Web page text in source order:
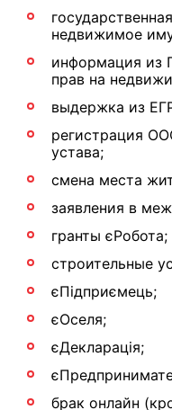
недвижимое
информация из
прав на
выдержка из
регистрация
устава;
смена места
заявления в
гранты єРобота;
строительные
єПідприємець;
єОселя;
єДекларація;
брак онлайн